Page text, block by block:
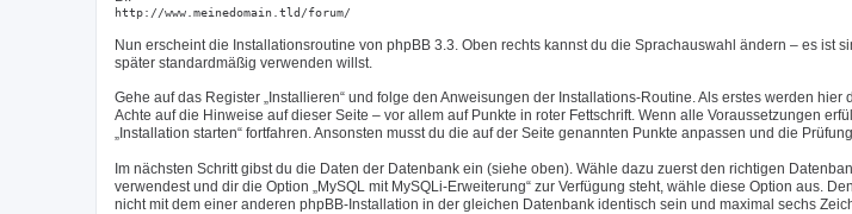
http://www.meinedomain.tld/forum/
Nun erscheint die Installationsroutine von phpBB 3.3. Oben rechts kannst du die Sprachauswahl ändern – es ist
später standardmäßig verwenden willst.
Gehe auf das Register „Installieren“ und folge den Anweisungen der Installations-Routine. Als erstes werden
Achte auf die Hinweise auf dieser Seite – vor allem auf Punkte in roter Fettschrift. Wenn alle Voraussetzungen
„Installation starten“ fortfahren. Ansonsten musst du die auf der Seite genannten Punkte anpassen und die
Im nächsten Schritt gibst du die Daten der Datenbank ein (siehe oben). Wähle dazu zuerst den richtigen
verwendest und dir die Option „MySQL mit MySQLi-Erweiterung“ zur Verfügung steht, wähle diese Option aus.
nicht mit dem einer anderen phpBB-Installation in der gleichen Datenbank identisch sein und maximal sechs